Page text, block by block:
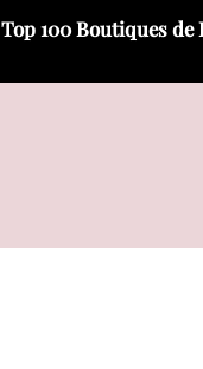
Top 100 Boutiques de